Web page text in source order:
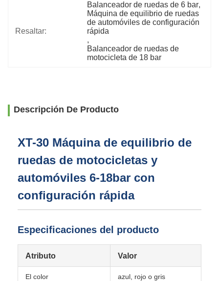
Resaltar:
Balanceador de ruedas de 6 bar,
Máquina de equilibrio de ruedas
de automóviles de configuración
rápida
,
Balanceador de ruedas de
motocicleta de 18 bar
Descripción De Producto
XT-30 Máquina de equilibrio de
ruedas de motocicletas y
automóviles 6-18bar con
configuración rápida
Especificaciones del producto
Atributo Valor
El color azul, rojo o gris